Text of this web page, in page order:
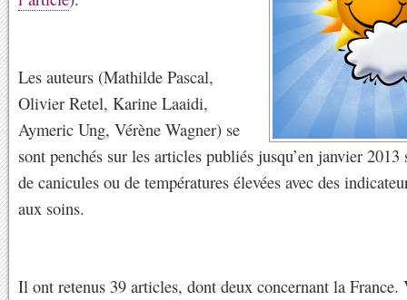
Les auteurs (Mathilde Pascal,
Olivier Retel, Karine Laaidi,
Aymeric Ung, Vérène Wagner) se
sont penchés sur les articles publiés jusqu’en janvier 2013
de canicules ou de températures élevées avec des
aux soins.
Il ont retenus 39 articles, dont deux concernant la France.